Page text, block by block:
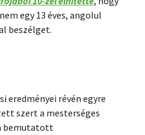
egy 13 éves, angolul
beszélget.
eredményei révén egyre
szert a mesterséges
bemutatott